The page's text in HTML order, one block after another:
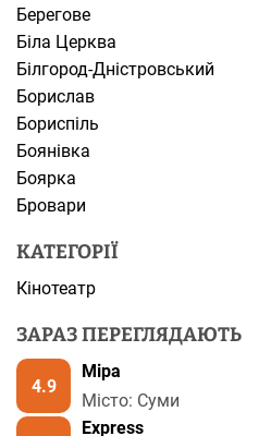
Берегове
Біла Церква
Білгород-Дністровський
Борислав
Бориспіль
Боянівка
Боярка
Бровари
КАТЕГОРІЇ
Кінотеатр
ЗАРАЗ ПЕРЕГЛЯДАЮТЬ
4.9
Міра
Місто: Суми
Express